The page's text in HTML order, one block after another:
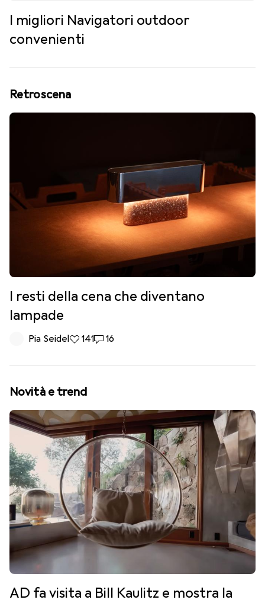
I migliori Navigatori outdoor
convenienti
Retroscena
I resti della cena che diventano
lampade
Pia Seidel141 like
14116 commenti
16
Novità e trend
AD fa visita a Bill Kaulitz e mostra la